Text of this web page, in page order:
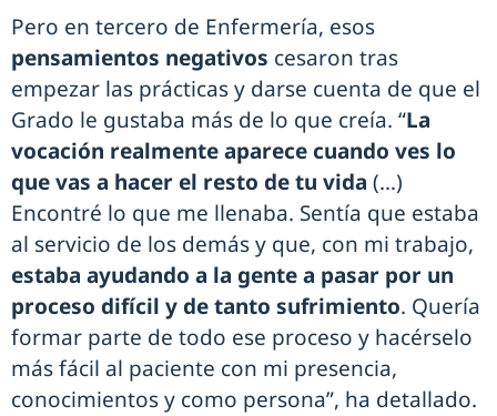
Pero en tercero de Enfermería, esos
pensamientos negativos cesaron tras
empezar las prácticas y darse cuenta de que el
Grado le gustaba más de lo que creía. “La
vocación realmente aparece cuando ves lo
que vas a hacer el resto de tu vida (…)
Encontré lo que me llenaba. Sentía que estaba
al servicio de los demás y que, con mi trabajo,
estaba ayudando a la gente a pasar por un
proceso difícil y de tanto sufrimiento. Quería
formar parte de todo ese proceso y hacérselo
más fácil al paciente con mi presencia,
conocimientos y como persona”, ha detallado.